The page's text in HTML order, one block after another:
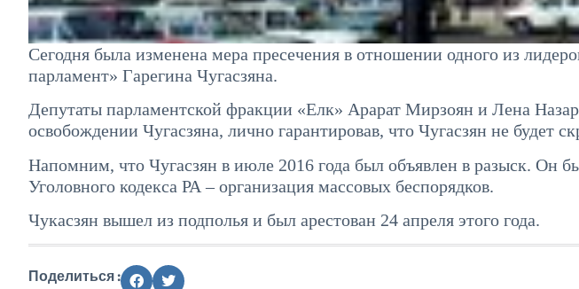
Сегодня была изменена мера пресечения в отношении одного из
парламент» Гарегина Чугасзяна.
Депутаты парламентской фракции «Елк» Арарат Мирзоян и Лена
освобождении Чугасзяна, лично гарантировав, что Чугасзян не будет
Напомним, что Чугасзян в июле 2016 года был объявлен в разыск. Он
Уголовного кодекса РА – организация массовых беспорядков.
Чукасзян вышел из подполья и был арестован 24 апреля этого года.
Поделиться :